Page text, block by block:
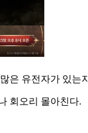
은 유전자가 있는지
회오리 몰아친다.